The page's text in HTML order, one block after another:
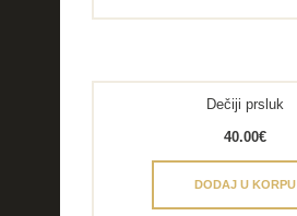
Dečiji prsluk
40.00€
DODAJ U KORPU